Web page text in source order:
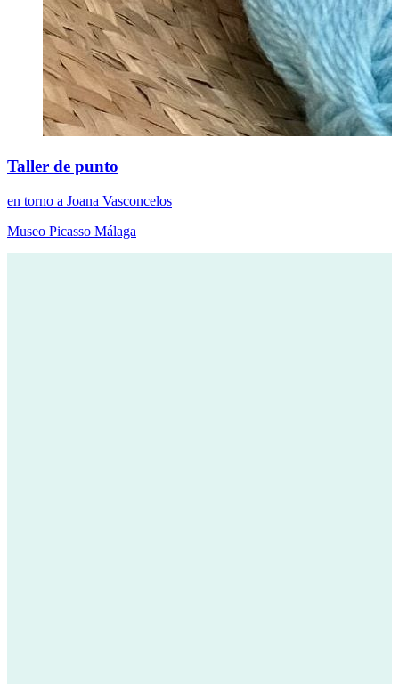
Taller de punto
en torno a Joana Vasconcelos
Museo Picasso Málaga